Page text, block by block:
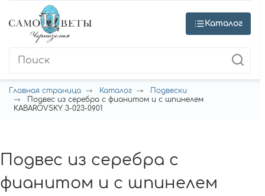
Каталог
Главная страница Каталог
Подвески
Подвес из серебра с фианитом и с шпинелем
KABAROVSKY 3-023-0901
Подвес из серебра с
фианитом и с шпинелем